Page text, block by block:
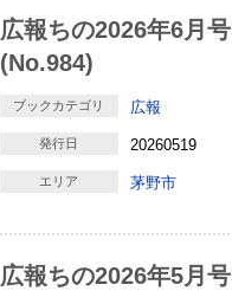
広報ちの2026年6月号
(No.984)
ブックカテゴリ 広報
発行日 20260519
エリア 茅野市
広報ちの2026年5月号